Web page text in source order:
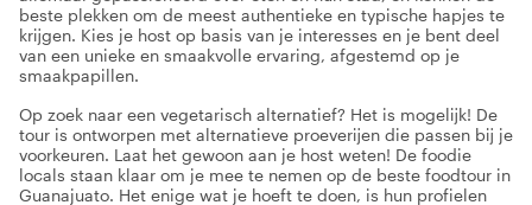
beste plekken om de meest authentieke en typische hapjes te
krijgen. Kies je host op basis van je interesses en je bent deel
van een unieke en smaakvolle ervaring, afgestemd op je
smaakpapillen.
Op zoek naar een vegetarisch alternatief? Het is mogelijk! De
tour is ontworpen met alternatieve proeverijen die passen bij je
voorkeuren. Laat het gewoon aan je host weten! De foodie
locals staan klaar om je mee te nemen op de beste foodtour in
Guanajuato. Het enige wat je hoeft te doen, is hun profielen